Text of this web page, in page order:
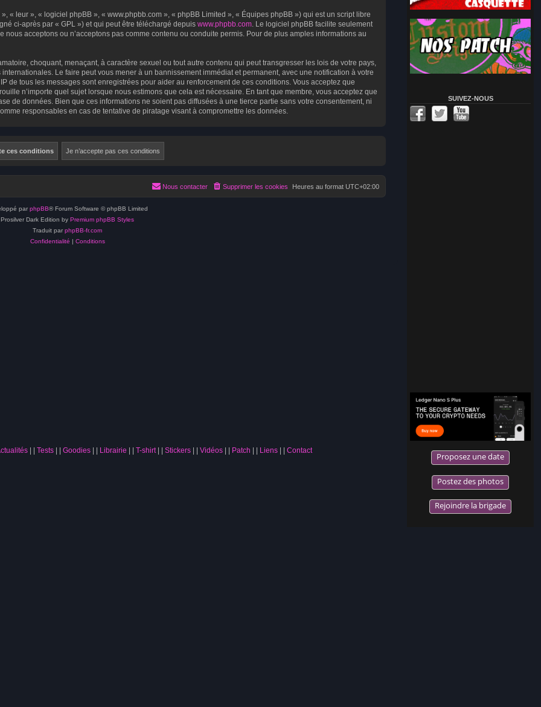
SUIVEZ-NOUS
Proposez une date
Postez des photos
Rejoindre la brigade
« leur », « logiciel phpBB », « www.phpbb.com », « phpBB Limited », « Équipes phpBB ») qui est un script libre
ci-après par « GPL ») et qui peut être téléchargé depuis www.phpbb.com . Le logiciel phpBB facilite seulement
acceptons ou n’acceptons pas comme contenu ou conduite permis. Pour de plus amples informations au
choquant, menaçant, à caractère sexuel ou tout autre contenu qui peut transgresser les lois de votre pays,
Le faire peut vous mener à un bannissement immédiat et permanent, avec une notification à votre
de tous les messages sont enregistrées pour aider au renforcement de ces conditions. Vous acceptez que
n’importe quel sujet lorsque nous estimons que cela est nécessaire. En tant que membre, vous acceptez que
de données. Bien que ces informations ne soient pas diffusées à une tierce partie sans votre consentement, ni
responsables en cas de tentative de piratage visant à compromettre les données.
Heures au format UTC+02:00
Supprimer les cookies
Nous contacter
par phpBB® Forum Software © phpBB Limited
Prosilver Dark Edition by Premium phpBB Styles
Traduit par phpBB-fr.com
Confidentialité | Conditions
| Tests | Goodies | Librairie | T-shirt | Stickers | Vidéos | Patch | Liens | Contact